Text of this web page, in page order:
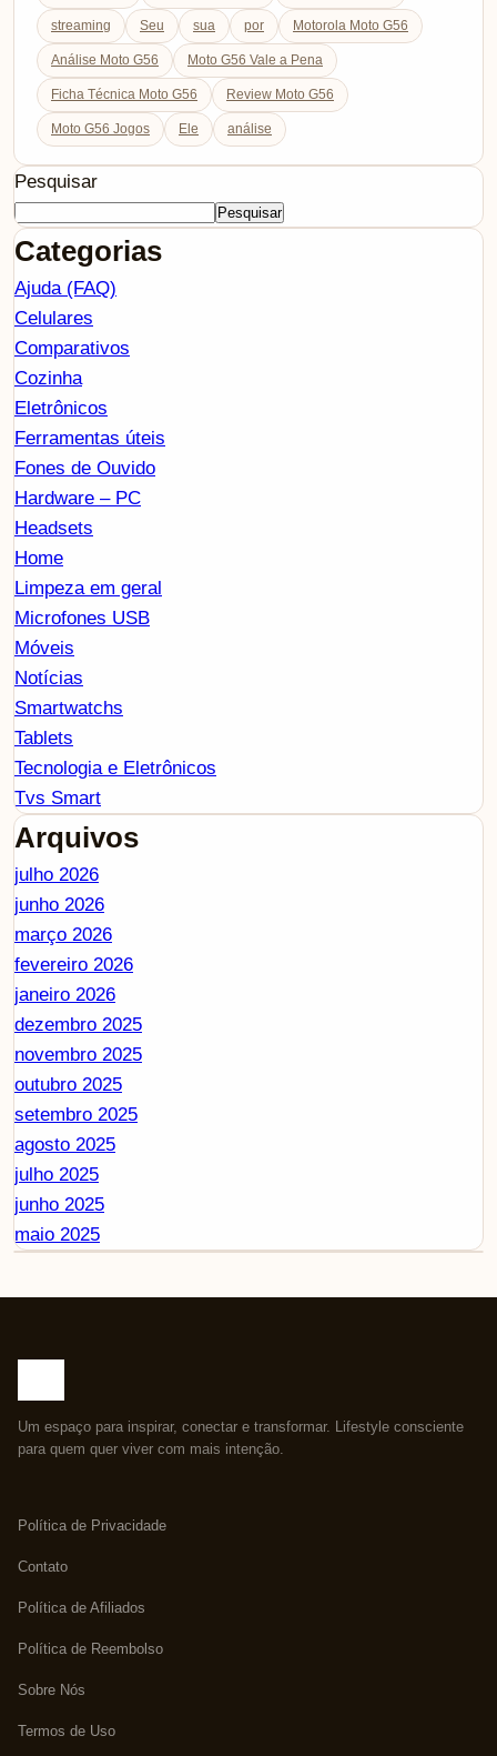
streaming Seu sua por Motorola Moto G56
Análise Moto G56 Moto G56 Vale a Pena
Ficha Técnica Moto G56 Review Moto G56
Moto G56 Jogos Ele análise
Pesquisar
Pesquisar
Categorias
Ajuda (FAQ)
Celulares
Comparativos
Cozinha
Eletrônicos
Ferramentas úteis
Fones de Ouvido
Hardware – PC
Headsets
Home
Limpeza em geral
Microfones USB
Móveis
Notícias
Smartwatchs
Tablets
Tecnologia e Eletrônicos
Tvs Smart
Arquivos
julho 2026
junho 2026
março 2026
fevereiro 2026
janeiro 2026
dezembro 2025
novembro 2025
outubro 2025
setembro 2025
agosto 2025
julho 2025
junho 2025
maio 2025
Um espaço para inspirar, conectar e transformar. Lifestyle consciente
para quem quer viver com mais intenção.
Política de Privacidade
Contato
Política de Afiliados
Política de Reembolso
Sobre Nós
Termos de Uso